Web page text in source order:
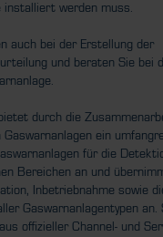
installiert werden muss.
auch bei der Erstellung der
und beraten Sie bei
durch die
ein
für die
Bereichen an und
Inbetriebnahme sowie
Gaswarnanlagentypen
offizieller Channel- und